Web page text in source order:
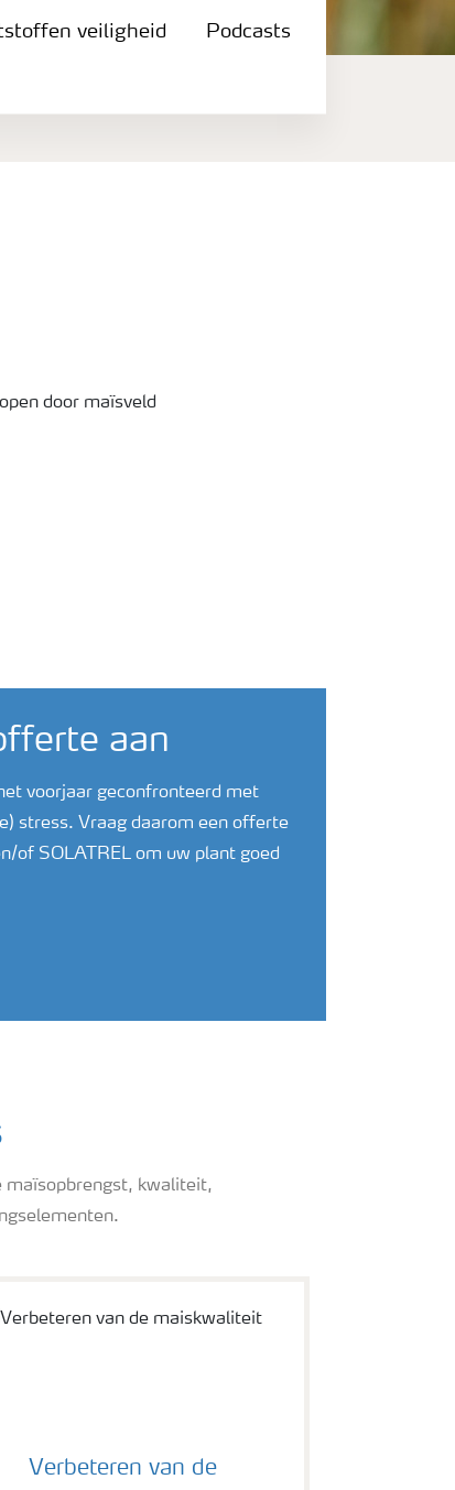
veiligheid Podcasts
aan
voorjaar geconfronteerd met
stress. Vraag daarom een offerte
of SOLATREL om uw plant goed
maïsopbrengst, kwaliteit,
Verbeteren van de